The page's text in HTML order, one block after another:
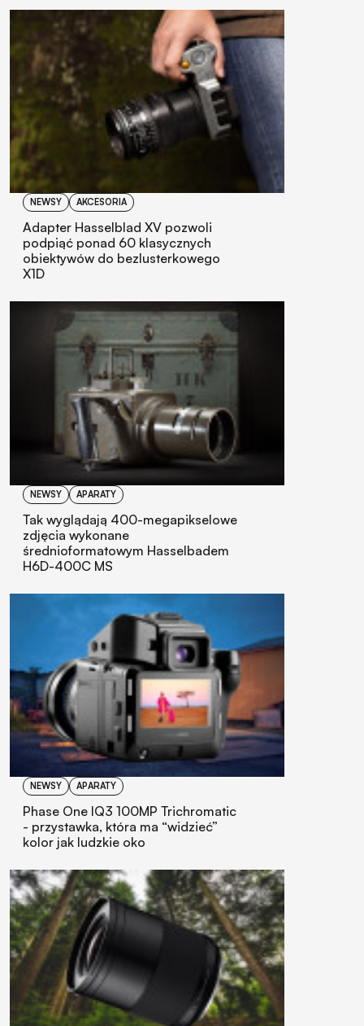
NEWSY AKCESORIA
Adapter Hasselblad XV pozwoli
podpiąć ponad 60 klasycznych
obiektywów do bezlusterkowego
X1D
NEWSY APARATY
Tak wyglądają 400-megapikselowe
zdjęcia wykonane
średnioformatowym Hasselbadem
H6D-400C MS
NEWSY APARATY
Phase One IQ3 100MP Trichromatic
- przystawka, która ma “widzieć”
kolor jak ludzkie oko